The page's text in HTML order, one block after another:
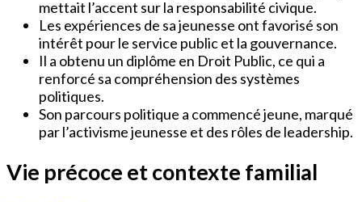
mettait l’accent sur la responsabilité civique.
Les expériences de sa jeunesse ont favorisé son
intérêt pour le service public et la gouvernance.
Il a obtenu un diplôme en Droit Public, ce qui a
renforcé sa compréhension des systèmes
politiques.
Son parcours politique a commencé jeune, marqué
par l’activisme jeunesse et des rôles de leadership.
Vie précoce et contexte familial